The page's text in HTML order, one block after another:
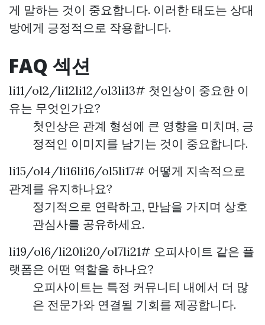
게 말하는 것이 중요합니다. 이러한 태도는 상대
방에게 긍정적으로 작용합니다.
FAQ 섹션
li11/ol2/li12li12/ol3li13# 첫인상이 중요한 이
유는 무엇인가요?
첫인상은 관계 형성에 큰 영향을 미치며, 긍
정적인 이미지를 남기는 것이 중요합니다.
li15/ol4/li16li16/ol5li17# 어떻게 지속적으로
관계를 유지하나요?
정기적으로 연락하고, 만남을 가지며 상호
관심사를 공유하세요.
li19/ol6/li20li20/ol7li21# 오피사이트 같은 플
랫폼은 어떤 역할을 하나요?
오피사이트는 특정 커뮤니티 내에서 더 많
은 전문가와 연결될 기회를 제공합니다.